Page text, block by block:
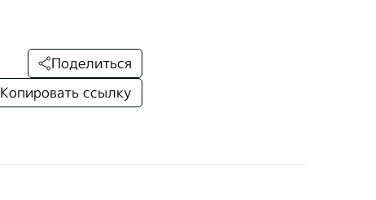
Поделиться
Копировать ссылку